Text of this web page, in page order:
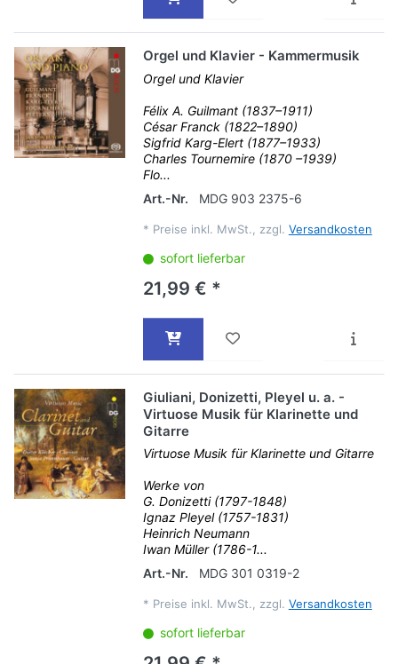
Orgel und Klavier - Kammermusik
Orgel und Klavier
Félix A. Guilmant (1837–1911)
César Franck (1822–1890)
Sigfrid Karg-Elert (1877–1933)
Charles Tournemire (1870 –1939)
Flo...
Art.-Nr.
MDG 903 2375-6
* Preise inkl. MwSt., zzgl. Versandkosten
sofort lieferbar
21,99 € *
Giuliani, Donizetti, Pleyel u. a. -
Virtuose Musik für Klarinette und
Gitarre
Virtuose Musik für Klarinette und Gitarre
Werke von
G. Donizetti (1797-1848)
Ignaz Pleyel (1757-1831)
Heinrich Neumann
Iwan Müller (1786-1...
Art.-Nr.
MDG 301 0319-2
* Preise inkl. MwSt., zzgl. Versandkosten
sofort lieferbar